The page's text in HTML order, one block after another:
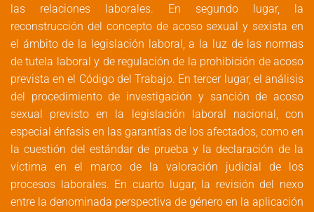
las relaciones laborales. En segundo lugar, la
reconstrucción del concepto de acoso sexual y sexista en
el ámbito de la legislación laboral, a la luz de las normas
de tutela laboral y de regulación de la prohibición de acoso
prevista en el Código del Trabajo. En tercer lugar, el análisis
del procedimiento de investigación y sanción de acoso
sexual previsto en la legislación laboral nacional, con
especial énfasis en las garantías de los afectados, como en
la cuestión del estándar de prueba y la declaración de la
víctima en el marco de la valoración judicial de los
procesos laborales. En cuarto lugar, la revisión del nexo
entre la denominada perspectiva de género en la aplicación